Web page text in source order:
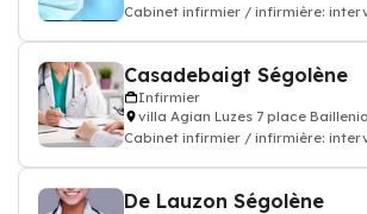
Cabinet infirmier / infirmière:
Casadebaigt Ségolène
Infirmier
villa Agian Luzes 7 place
Cabinet infirmier / infirmière:
De Lauzon Ségolène